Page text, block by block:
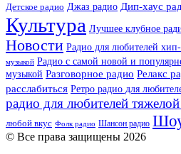
Детское радио Джаз радио Дип-хаус
Культура Лучшее клубное
Новости Радио для любителей
музыкой Радио с самой новой и
музыкой Разговорное радио Релакс
расслабиться Ретро радио для
радио для любителей
любой вкус Фолк радио Шансон радио
© Все права защищены 2026